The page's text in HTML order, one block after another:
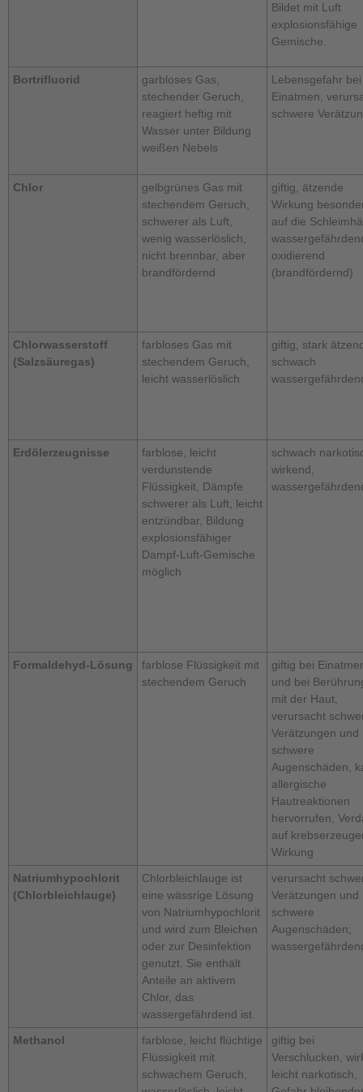
Bildet mit Luft
explosionsfähige
Gemische.
Bortrifluorid
garbloses Gas,
stechender Geruch,
reagiert heftig mit
Wasser unter Bildung
weißen Nebels
Lebensgefahr bei
Einatmen,
schwere
Chlor
gelbgrünes Gas mit
stechendem Geruch,
schwerer als Luft,
wenig wasserlöslich,
nicht brennbar, aber
brandfördernd
giftig, ätzende
Wirkung
auf die
oxidierend
(brandfördernd)
Chlorwasserstoff
(Salzsäuregas)
farbloses Gas mit
stechendem Geruch,
leicht wasserlöslich
giftig, stark
schwach
Erdölerzeugnisse
farblose, leicht
verdunstende
Flüssigkeit, Dämpfe
schwerer als Luft, leicht
entzündbar, Bildung
explosionsfähiger
Dampf-Luft-Gemische
möglich
schwach
wirkend,
Formaldehyd‑Lösung
farblose Flüssigkeit mit
stechendem Geruch
giftig bei
und bei
mit der Haut,
verursacht
Verätzungen und
schwere
Augenschäden,
allergische
Hautreaktionen
hervorrufen,
auf
Wirkung
Natriumhypochlorit
(Chlorbleichlauge)
Chlorbleichlauge ist
eine wässrige Lösung
von Natriumhypochlorit
und wird zum Bleichen
oder zur Desinfektion
genutzt. Sie enthält
Anteile an aktivem
Chlor, das
wassergefährdend ist.
verursacht
Verätzungen und
schwere
Augenschäden;
Methanol
farblose, leicht flüchtige
Flüssigkeit mit
schwachem Geruch,
giftig bei
Verschlucken,
leicht narkotisch,